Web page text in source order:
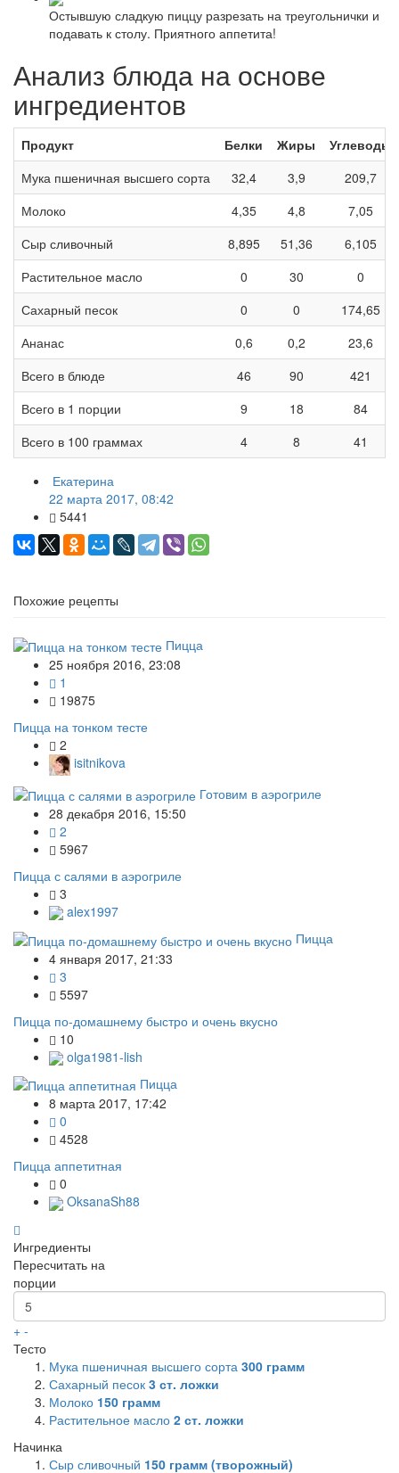
Остывшую сладкую пиццу разрезать на треугольнички и
подавать к столу. Приятного аппетита!
Анализ блюда на основе
ингредиентов
Продукт Белки Жиры
Углеводы
Мука пшеничная высшего сорта
32,4 3,9
209,7
Молоко
4,35 4,8
7,05
Сыр сливочный
8,895 51,36
6,105
Растительное масло
0 30
0
Сахарный песок
0 0
174,65
Ананас
0,6 0,2
23,6
Всего в блюде
46 90
421
Всего в 1 порции
9 18
84
Всего в 100 граммах
4 8 41
Екатерина
22 марта 2017, 08:42
5441
Похожие рецепты
Пицца
25 ноября 2016, 23:08
1
19875
Пицца на тонком тесте
2
isitnikova
Готовим в аэрогриле
28 декабря 2016, 15:50
2
5967
Пицца с салями в аэрогриле
3
alex1997
Пицца
4 января 2017, 21:33
3
5597
Пицца по-домашнему быстро и очень вкусно
10
olga1981-lish
Пицца
8 марта 2017, 17:42
0
4528
Пицца аппетитная
0
OksanaSh88
Ингредиенты
Пересчитать на
порции
+ -
Тесто
Мука пшеничная высшего сорта 300 грамм
Сахарный песок 3 ст. ложки
Молоко 150 грамм
Растительное масло 2 ст. ложки
Начинка
Сыр сливочный 150 грамм (творожный)